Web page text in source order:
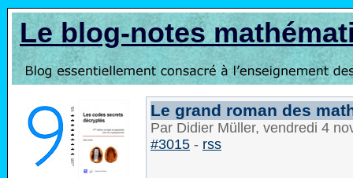
Le blog-notes
Le grand roman des
Par Didier Müller, vendredi 4
#3015 - rss